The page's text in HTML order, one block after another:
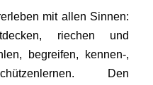
mit allen Sinnen:
riechen und
begreifen, kennen-,
Den